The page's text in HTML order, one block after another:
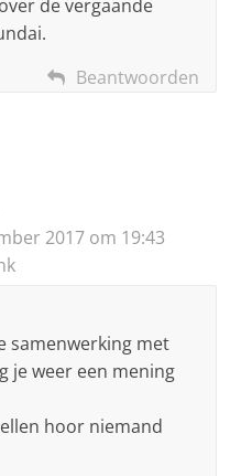
de vergaande
Beantwoorden
2017 om 19:43
samenwerking met
je weer een mening
hoor niemand